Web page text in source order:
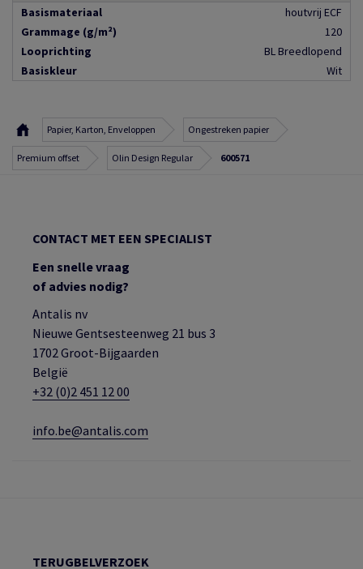
Basismateriaal
houtvrij ECF
Grammage (g/m²)
120
Looprichting
BL Breedlopend
Basiskleur
Wit
Papier, Karton, Enveloppen Ongestreken papier
Premium offset Olin Design Regular 600571
CONTACT MET EEN SPECIALIST
Een snelle vraag
of advies nodig?
Antalis nv
Nieuwe Gentsesteenweg 21 bus 3
1702 Groot-Bijgaarden
België
+32 (0)2 451 12 00
info.be@antalis.com
TERUGBELVERZOEK